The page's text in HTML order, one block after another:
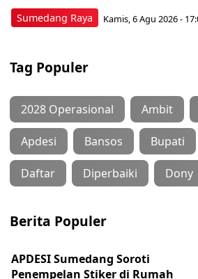
Sumedang Raya Kamis, 6 Agu 2026 -
Tag Populer
2028 Operasional Ambit
Apdesi Bansos Bupati
Daftar Diperbaiki Dony
Berita Populer
APDESI Sumedang Soroti
Penempelan Stiker di Rumah